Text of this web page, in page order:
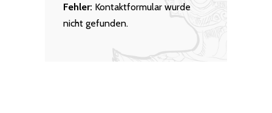
Fehler: Kontaktformular wurde
nicht gefunden.